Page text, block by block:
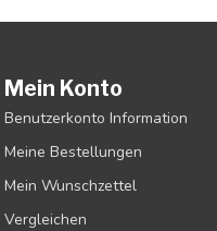
Mein Konto
Benutzerkonto Information
Meine Bestellungen
Mein Wunschzettel
Vergleichen